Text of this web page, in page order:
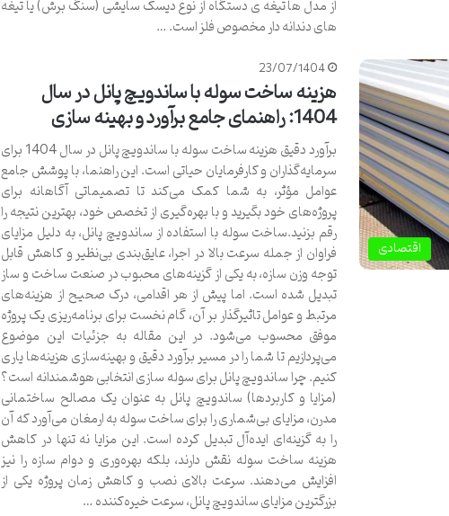
از مدل ها تیغه ی دستگاه از نوع دیسک سایشی (سنگ برش) یا تیغه
های دندانه دار مخصوص فلز است. …
اقتصادی
23/07/1404
هزینه ساخت سوله با ساندویچ پانل در سال
1404: راهنمای جامع برآورد و بهینه سازی
برآورد دقیق هزینه ساخت سوله با ساندویچ پانل در سال 1404 برای
سرمایه‌گذاران و کارفرمایان حیاتی است. این راهنما، با پوشش جامع
عوامل مؤثر، به شما کمک می‌کند تا تصمیماتی آگاهانه برای
پروژه‌های خود بگیرید و با بهره‌گیری از تخصص خود، بهترین نتیجه را
رقم بزنید.ساخت سوله با استفاده از ساندویچ پانل، به دلیل مزایای
فراوان از جمله سرعت بالا در اجرا، عایق‌بندی بی‌نظیر و کاهش قابل
توجه وزن سازه، به یکی از گزینه‌های محبوب در صنعت ساخت و ساز
تبدیل شده است. اما پیش از هر اقدامی، درک صحیح از هزینه‌های
مرتبط و عوامل تاثیرگذار بر آن، گام نخست برای برنامه‌ریزی یک پروژه
موفق محسوب می‌شود. در این مقاله به جزئیات این موضوع
می‌پردازیم تا شما را در مسیر برآورد دقیق و بهینه‌سازی هزینه‌ها یاری
کنیم. چرا ساندویچ پانل برای سوله سازی انتخابی هوشمندانه است؟
(مزایا و کاربردها) ساندویچ پانل به عنوان یک مصالح ساختمانی
مدرن، مزایای بی‌شماری را برای ساخت سوله به ارمغان می‌آورد که آن
را به گزینه‌ای ایده‌آل تبدیل کرده است. این مزایا نه تنها در کاهش
هزینه ساخت سوله نقش دارند، بلکه بهره‌وری و دوام سازه را نیز
افزایش می‌دهند. سرعت بالای نصب و کاهش زمان پروژه یکی از
بزرگترین مزایای ساندویچ پانل، سرعت خیره‌کننده …